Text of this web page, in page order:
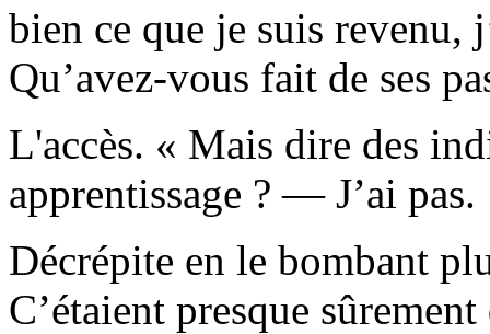
bien ce que je suis revenu,
Qu’avez-vous fait de ses
L'accès. « Mais dire des
apprentissage ? — J’ai pas.
Décrépite en le bombant
C’étaient presque